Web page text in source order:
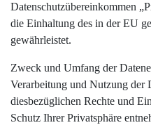
Datenschutzübereinkommen
die Einhaltung des in der EU
gewährleistet.
Zweck und Umfang der
Verarbeitung und Nutzung der
diesbezüglichen Rechte und
Schutz Ihrer Privatsphäre